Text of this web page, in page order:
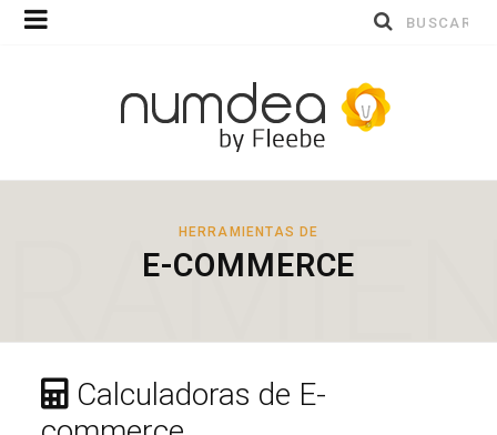
Buscar
HERRAMIENTAS DE
E-COMMERCE
Calculadoras de E-